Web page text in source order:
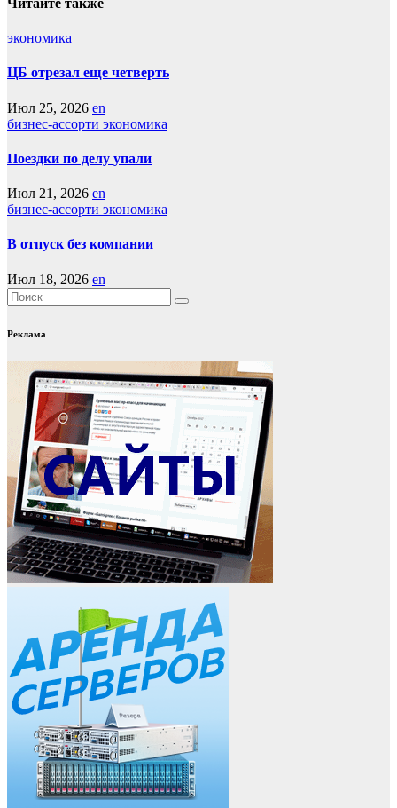
экономика
ЦБ отрезал еще четверть
Июл 25, 2026 en
бизнес-ассорти экономика
Поездки по делу упали
Июл 21, 2026 en
бизнес-ассорти экономика
В отпуск без компании
Июл 18, 2026 en
Реклама